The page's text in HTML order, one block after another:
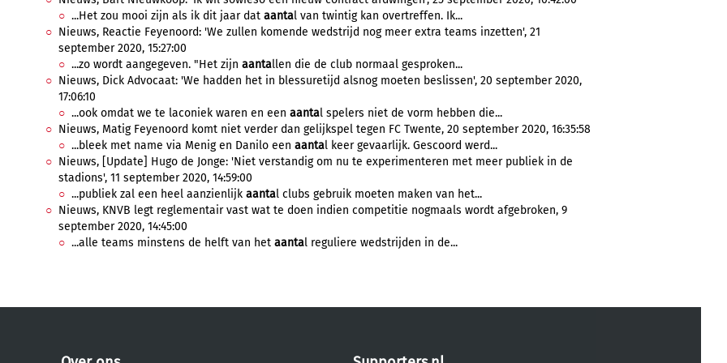
...Het zou mooi zijn als ik dit jaar dat aantal van twintig kan overtreffen. Ik...
Nieuws, Reactie Feyenoord: 'We zullen komende wedstrijd nog meer extra teams inzetten', 21
september 2020, 15:27:00
...zo wordt aangegeven. "Het zijn aantallen die de club normaal gesproken...
Nieuws, Dick Advocaat: 'We hadden het in blessuretijd alsnog moeten beslissen', 20 september 2020,
17:06:10
...ook omdat we te laconiek waren en een aantal spelers niet de vorm hebben die...
Nieuws, Matig Feyenoord komt niet verder dan gelijkspel tegen FC Twente, 20 september 2020, 16:35:58
...bleek met name via Menig en Danilo een aantal keer gevaarlijk. Gescoord werd...
Nieuws, [Update] Hugo de Jonge: 'Niet verstandig om nu te experimenteren met meer publiek in de
stadions', 11 september 2020, 14:59:00
...publiek zal een heel aanzienlijk aantal clubs gebruik moeten maken van het...
Nieuws, KNVB legt reglementair vast wat te doen indien competitie nogmaals wordt afgebroken, 9
september 2020, 14:45:00
...alle teams minstens de helft van het aantal reguliere wedstrijden in de...